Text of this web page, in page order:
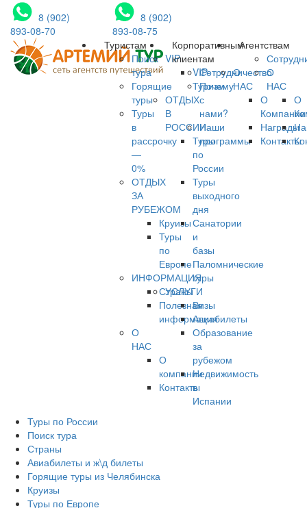
8 (902)
893-08-70
8 (902)
893-08-75
Туристам
Поиск
тура
Горящие
туры
Туры
в
рассрочку
—
0%
ОТДЫХ
ЗА
РУБЕЖОМ
Круизы
Туры
по
Европе
ИНФОРМАЦИЯ
Страны
Полезная
информация
О
НАС
О
компании
Контакты
VIP
VIP-
Туризм
ОТДЫХ
В
РОССИИ
Туры
по
России
Туры
выходного
дня
Санатории
и
базы
Паломнические
туры
УСЛУГИ
Визы
Авиабилеты
Образование
за
рубежом
Недвижимость
в
Испании
Корпоративным
клиентам
Сотрудничество
Почему
с
нами?
Наши
программы
О
НАС
О
Компании
Награды
Контакты
Агентствам
О
НАС
О
Туры по России
Поиск тура
Страны
Авиабилеты и ж\д билеты
Горящие туры из Челябинска
Круизы
Туры по Европе